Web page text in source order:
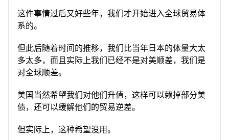
这件事情过后又好些年，我们才开始进入全球贸易体
系的。
但此后随着时间的推移，我们比当年日本的体量大太
多太多，而且实际上我们已经不是对美顺差，我们是
对全球顺差。
美国当然希望我们对他们升值，这样可以赖掉部分美
债，还可以缓解他们的贸易逆差。
但实际上，这种希望没用。